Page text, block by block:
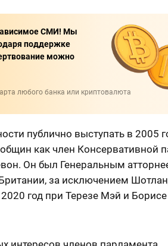
СМИ! Мы
поддержке
можно
любого банка или криптовалюта
публично выступать в 2005
как член Консервативной
Он был Генеральным
за исключением
год при Терезе Мэй и Борисе